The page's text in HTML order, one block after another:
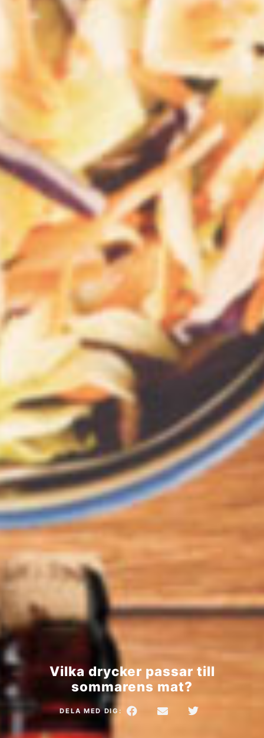
Vilka drycker passar till
sommarens mat?
DELA MED DIG: